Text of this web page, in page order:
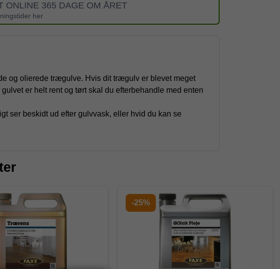
ONLINE 365 DAGE OM ÅRET
her
og olierede trægulve. Hvis dit trægulv er blevet meget
er helt rent og tørt skal du efterbehandle med enten
ser beskidt ud efter gulvvask, eller hvid du kan se
-25%